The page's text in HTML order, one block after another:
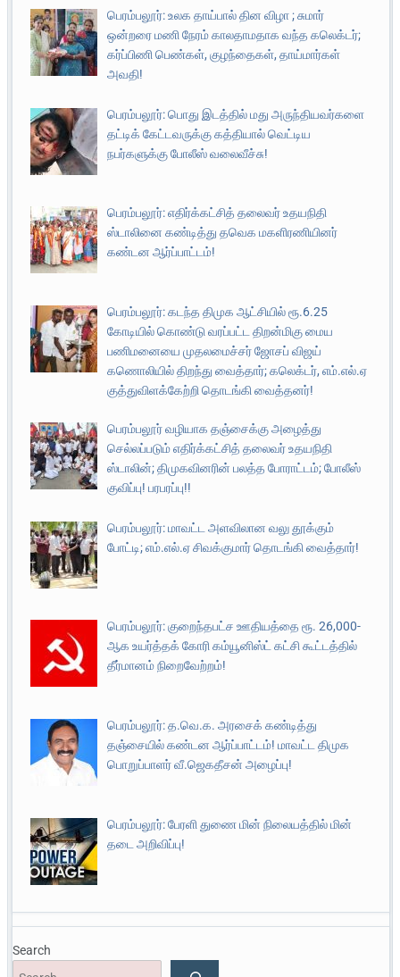
பெரம்பலூர்: உலக தாய்பால் தின விழா ; சுமார்
ஒன்றரை மணி நேரம் காலதாமதாக வந்த கலெக்டர்;
கர்ப்பிணி பெண்கள், குழந்தைகள், தாய்மார்கள்
அவதி!
பெரம்பலூர்: பொது இடத்தில் மது அருந்தியவர்களை
தட்டிக் கேட்டவருக்கு கத்தியால் வெட்டிய
நபர்களுக்கு போலீஸ் வலைவீச்சு!
பெரம்பலூர்: எதிர்க்கட்சித் தலைவர் உதயநிதி
ஸ்டாலினை கண்டித்து தவெக மகளிரணியினர்
கண்டன ஆர்ப்பாட்டம்!
பெரம்பலூர்: கடந்த திமுக ஆட்சியில் ரூ.6.25
கோடியில் கொண்டு வரப்பட்ட திறன்மிகு மைய
பணிமனையை முதலமைச்சர் ஜோசப் விஜய்
கணொலியில் திறந்து வைத்தார்; கலெக்டர், எம்.எல்.ஏ
குத்துவிளக்கேற்றி தொடங்கி வைத்தனர்!
பெரம்பலூர் வழியாக தஞ்சைக்கு அழைத்து
செல்லப்படும் எதிர்க்கட்சித் தலைவர் உதயநிதி
ஸ்டாலின்; திமுகவினரின் பலத்த போராட்டம்; போலீஸ்
குவிப்பு! பரபரப்பு!!
பெரம்பலூர்: மாவட்ட அளவிலான வலு தூக்கும்
போட்டி; எம்.எல்.ஏ சிவக்குமார் தொடங்கி வைத்தார்!
பெரம்பலூர்: குறைந்தபட்ச ஊதியத்தை ரூ. 26,000-
ஆக உயர்த்தக் கோரி கம்யூனிஸ்ட் கட்சி கூட்டத்தில்
தீர்மானம் நிறைவேற்றம்!
பெரம்பலூர்: த.வெ.க. அரசைக் கண்டித்து
தஞ்சையில் கண்டன ஆர்ப்பாட்டம்! மாவட்ட திமுக
பொறுப்பாளர் வீ.ஜெகதீசன் அழைப்பு!
பெரம்பலூர்: பேரளி துணை மின் நிலையத்தில் மின்
தடை அறிவிப்பு!
Search